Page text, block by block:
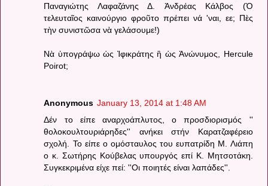
Παναγιώτης Λαφαζάνης Δ. Ἀνδρέας Κάλβος (Ὁ
τελευταῖος καινούργιο φροῦτο πρέπει νά 'ναι, εε; Πὲς
τὴν συνιστῶσα νὰ γελάσουμε!)
Νὰ ὑπογράψω ὡς Ἰφικράτης ἢ ὡς Ἀνώνυμος, Hercule
Poirot;
Anonymous January 13, 2014 at 1:48 AM
Δέν το είπε αναρχοάπλυτος, ο προσδιορισμός ''
θολοκουλτουριάρηδες'' ανήκει στήν Καρατζαφέρειο
σχολή. Το είπε ο ομόσταυλος του ευπατρίδη Μ. Λιάπη
ο κ. Σωτήρης Κούβελας υπουργός επί Κ. Μητσοτάκη.
Συγκεκριμένα είχε πεί: ''Oι ποιητές είναι λαπάδες''.